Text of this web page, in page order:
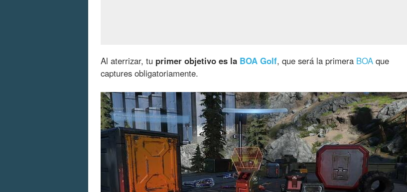
Al aterrizar, tu primer objetivo es la BOA Golf, que será la primera BOA que
captures obligatoriamente.